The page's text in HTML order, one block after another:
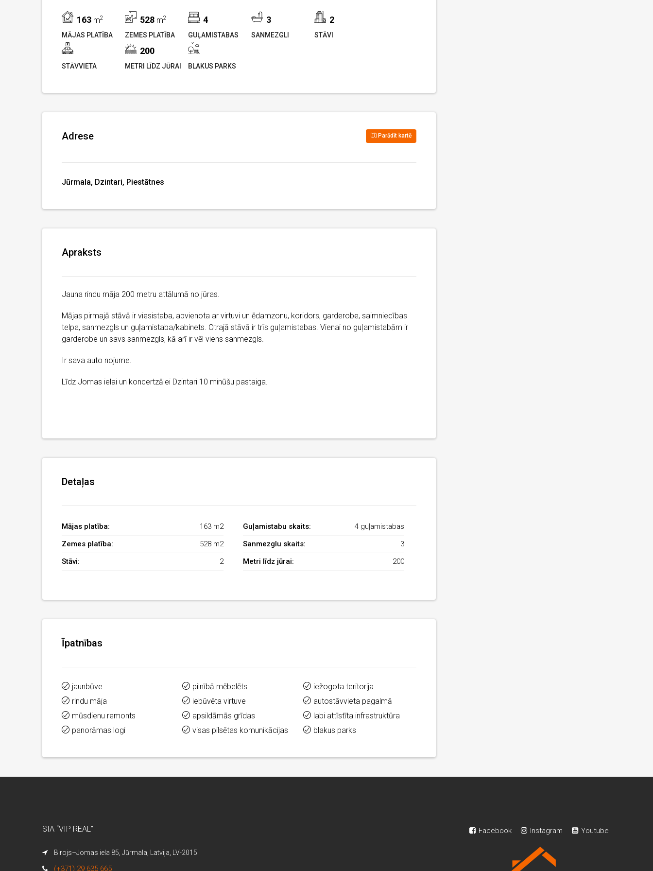
163 m2
MĀJAS PLATĪBA
528 m2
ZEMES PLATĪBA
4
GUĻAMISTABAS
3
SANMEZGLI
2
STĀVI
STĀVVIETA
200
METRI LĪDZ JŪRAI BLAKUS PARKS
Adrese Parādīt kartē
Jūrmala, Dzintari, Piestātnes
Apraksts
Jauna rindu māja 200 metru attālumā no jūras.
Mājas pirmajā stāvā ir viesistaba, apvienota ar virtuvi un ēdamzonu, koridors, garderobe, saimniecības
telpa, sanmezgls un guļamistaba/kabinets. Otrajā stāvā ir trīs guļamistabas. Vienai no guļamistabām ir
garderobe un savs sanmezgls, kā arī ir vēl viens sanmezgls.
Ir sava auto nojume.
Līdz Jomas ielai un koncertzālei Dzintari 10 minūšu pastaiga.
Detaļas
Mājas platība:
163 m2
Zemes platība:
528 m2
Stāvi:
2
Guļamistabu skaits:
4 guļamistabas
Sanmezglu skaits:
3
Metri līdz jūrai:
200
Īpatnības
jaunbūve
rindu māja
mūsdienu remonts
panorāmas logi
pilnībā mēbelēts
iebūvēta virtuve
apsildāmās grīdas
visas pilsētas komunikācijas
iežogota teritorija
autostāvvieta pagalmā
labi attīstīta infrastruktūra
blakus parks
SIA “VIP REAL”
Birojs–Jomas iela 85, Jūrmala, Latvija, LV-2015
(+371) 29 635 665
Facebook Instagram Youtube